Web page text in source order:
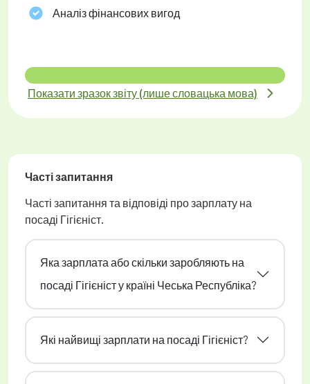
Аналіз фінансових вигод
Показати зразок звіту (лише словацька мова)
Часті запитання
Часті запитання та відповіді про зарплату на
посаді Гігієніст.
Яка зарплата або скільки заробляють на
посаді Гігієніст у країні Чеська Республіка?
Які найвищі зарплати на посаді Гігієніст?